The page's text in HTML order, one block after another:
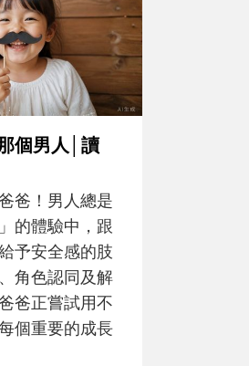
升小一開學前預備備
和教育專家的建議，從孩
生活及團體適應等預備能
助您陪伴孩子做好入學準
小教導主任帶爸媽提前了
生活與課業學習，無痛銜